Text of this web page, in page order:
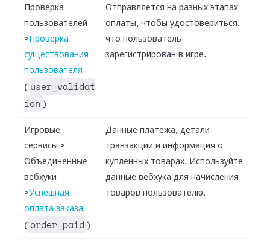
Проверка
пользователей
> Проверка
существования
пользователя
( user_validat
ion )
Отправляется на разных этапах
оплаты, чтобы удостовериться,
что пользователь
зарегистрирован в игре.
Игровые
сервисы >
Объединенные
вебхуки
>Успешная
оплата заказа
( order_paid )
Данные платежа, детали
транзакции и информация о
купленных товарах. Используйте
данные вебхука для начисления
товаров пользователю.